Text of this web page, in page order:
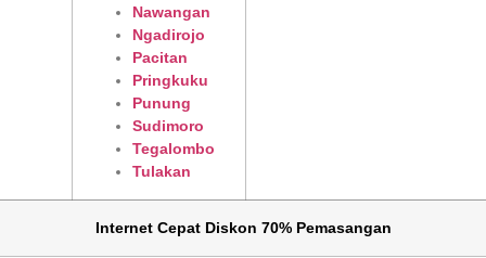
Nawangan
Ngadirojo
Pacitan
Pringkuku
Punung
Sudimoro
Tegalombo
Tulakan
Internet Cepat Diskon 70% Pemasangan